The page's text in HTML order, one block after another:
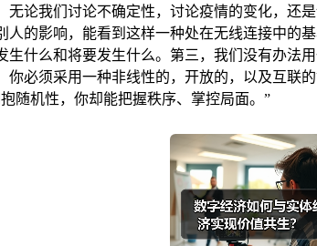
论我们讨论不确定性，讨论疫情的变化，
的影响，能看到这样一种处在无线连接中的
什么和将要发生什么。第三，我们没有办法
必须采用一种非线性的，开放的，以及互联
随机性，你却能把握秩序、掌控局面。”